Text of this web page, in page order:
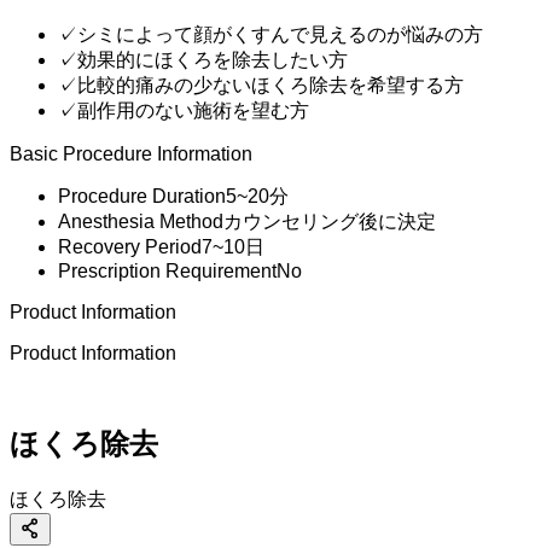
✓ シミによって顔がくすんで見えるのが悩みの方
✓効果的にほくろを除去したい方
✓ 比較的痛みの少ないほくろ除去を希望する方
✓副作用のない施術を望む方
Basic Procedure Information
Procedure Duration5~20分
Anesthesia Method カウンセリング後に決定
Recovery Period7~10日
Prescription RequirementNo
Product Information
Product Information
希望の部分だけスッと除去して
ほくろ除去の核心は
必ず!覚えておいてください
ほくろ除去
ほくろ除去